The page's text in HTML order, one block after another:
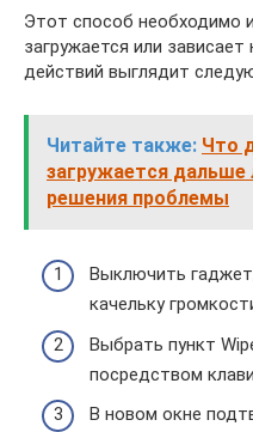
Этот способ необходимо
загружается или
действий выглядит
Читайте также: Что
загружается
решения проблемы
Выключить
качельку
Выбрать пункт
посредством
В новом окне